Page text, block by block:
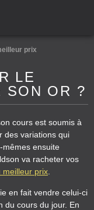
prix
LE
SON OR ?
cours est soumis à
des variations qui
ensuite
va racheter vos
meilleur prix
en fait vendre celui-ci
du cours du jour. En